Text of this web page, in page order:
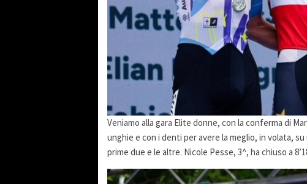
Veniamo alla gara Elite donne, con la conferma di
unghie e con i denti per avere la meglio, in volata,
prime due e le altre. Nicole Pesse, 3^, ha chiuso a